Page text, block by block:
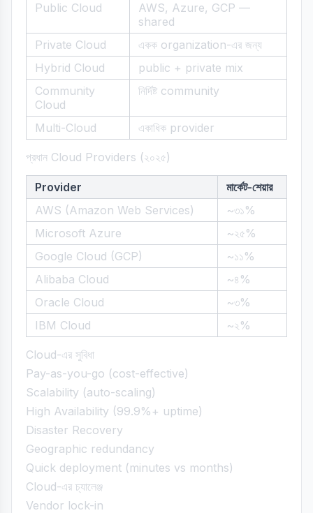
Public Cloud
AWS, Azure, GCP —
shared
Private Cloud
একক organization-এর জন্য
Hybrid Cloud
public + private mix
Community
Cloud
নির্দিষ্ট community
Multi-Cloud একাধিক provider
প্রধান Cloud Providers (২০২৫)
Provider
মার্কেট-শেয়ার
AWS (Amazon Web Services)
~৩১%
Microsoft Azure
~২৫%
Google Cloud (GCP)
~১১%
Alibaba Cloud
~৪%
Oracle Cloud
~৩%
IBM Cloud
~২%
Cloud-এর সুবিধা
Pay-as-you-go (cost-effective)
Scalability (auto-scaling)
High Availability (99.9%+ uptime)
Disaster Recovery
Geographic redundancy
Quick deployment (minutes vs months)
Cloud-এর চ্যালেঞ্জ
Vendor lock-in